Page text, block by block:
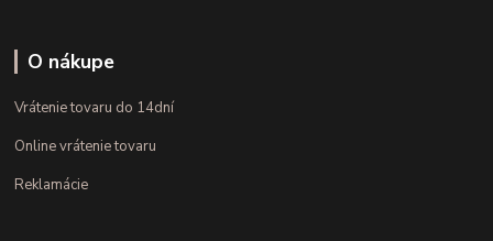
O nákupe
Vrátenie tovaru do 14dní
Online vrátenie tovaru
Reklamácie